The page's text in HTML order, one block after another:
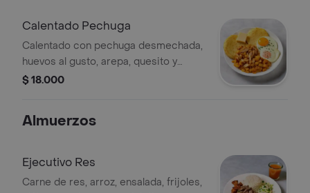
Calentado Pechuga
Calentado con pechuga desmechada,
huevos al gusto, arepa, quesito y
opción de chocolate o café.
$ 18.000
Almuerzos
Ejecutivo Res
Carne de res, arroz, ensalada, frijoles,